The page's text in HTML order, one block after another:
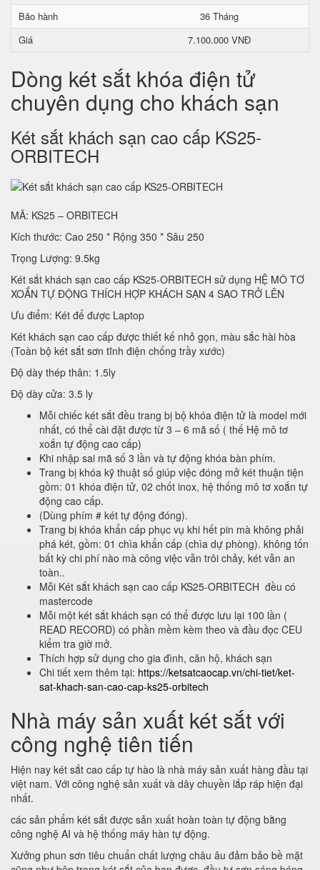
Bảo hành
36 Tháng
Giá
7.100.000 VNĐ
Dòng két sắt khóa điện tử
chuyên dụng cho khách sạn
Két sắt khách sạn cao cấp KS25-
ORBITECH
MÃ: KS25 – ORBITECH
Kích thước: Cao 250 * Rộng 350 * Sâu 250
Trọng Lượng: 9.5kg
Két sắt khách sạn cao cấp KS25-ORBITECH sử dụng HỆ MÔ TƠ
XOẮN TỰ ĐỘNG THÍCH HỢP KHÁCH SẠN 4 SAO TRỞ LÊN
Ưu điểm: Két để được Laptop
Két khách sạn cao cấp được thiết kế nhỏ gọn, màu sắc hài hòa
(Toàn bộ két sắt sơn tĩnh điện chống trầy xước)
Độ dày thép thân: 1.5ly
Độ dày cửa: 3.5 ly
Mỗi chiếc két sắt đều trang bị bộ khóa điện tử là model mới
nhất, có thể cài đặt được từ 3 – 6 mã số ( thế Hệ mô tơ
xoắn tự động cao cấp)
Khi nhập sai mã số 3 lần và tự động khóa bàn phím.
Trang bị khóa kỹ thuật số giúp việc đóng mở két thuận tiện
gồm: 01 khóa điện tử, 02 chốt inox, hệ thống mô tơ xoắn tự
động cao cấp.
(Dùng phím # két tự động đóng).
Trang bị khóa khẩn cấp phục vụ khi hết pin mà không phải
phá két, gồm: 01 chìa khẩn cấp (chìa dự phòng). không tốn
bất kỳ chi phí nào mà công việc vẫn trôi chảy, két vẫn an
toàn..
Mỗi Két sắt khách sạn cao cấp KS25-ORBITECH đều có
mastercode
Mỗi một két sắt khách sạn có thể được lưu lại 100 lần (
READ RECORD) có phần mềm kèm theo và đầu đọc CEU
kiểm tra giờ mở.
Thích hợp sử dụng cho gia đình, căn hộ, khách sạn
Chi tiết xem thêm tại: https://ketsatcaocap.vn/chi-tiet/ket-
sat-khach-san-cao-cap-ks25-orbitech
Nhà máy sản xuất két sắt với
công nghệ tiên tiến
Hiện nay két sắt cao cấp tự hào là nhà máy sản xuất hàng đầu tại
việt nam. Với công nghệ sản xuất và dây chuyền lắp ráp hiện đại
nhất.
các sản phẩm két sắt được sản xuất hoàn toàn tự động bằng
công nghệ AI và hệ thống máy hàn tự động.
Xưởng phun sơn tiêu chuẩn chất lượng châu âu đảm bảo bề mặt